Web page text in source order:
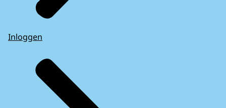
Inloggen